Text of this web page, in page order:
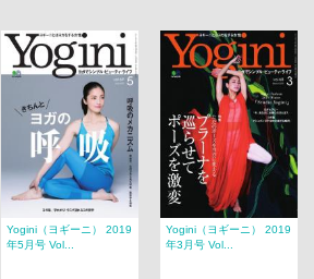
Yogini（ヨギーニ） 2019
年5月号 Vol...
Yogini（ヨギーニ） 2019
年3月号 Vol...